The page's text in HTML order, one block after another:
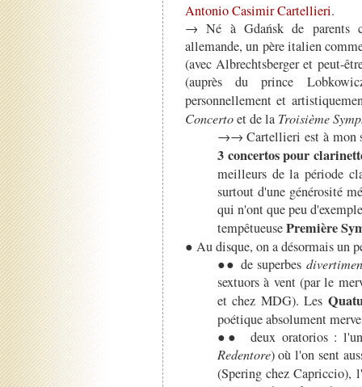
Antonio Casimir Cartellieri.
→ Né à Gdańsk de parents
allemande, un père italien
(avec Albrechtsberger et peut-
(auprès du prince
personnellement et
Concertoet de la Troisième
→→ Cartellieri est à mon
3 concertos pour
meilleurs de la période
surtout d'une générosité
qui n'ont que peu
tempêtueusePremière
● Au disque, on a désormais un
●● de superbes
sextuors à vent (par le
et chez MDG). Les
poétique absolument
●● deux oratorios :
Redentore) où l'on sent
(Spering chez Capriccio),